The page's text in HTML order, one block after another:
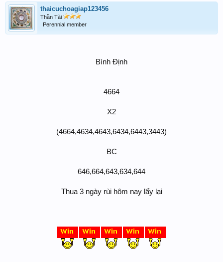
thaicuchoagiap123456
Thần Tài
Perennial member
Bình Định
4664
X2
(4664,4634,4643,6434,6443,3443)
BC
646,664,643,634,644
Thua 3 ngày rùi hôm nay lấy lại